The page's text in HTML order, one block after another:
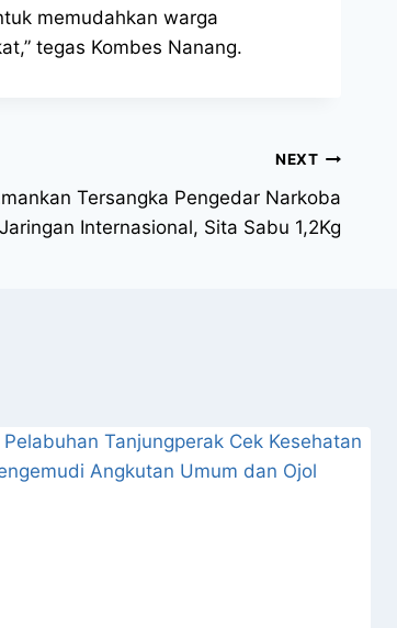
memudahkan warga
tegas Kombes Nanang.
NEXT
Tersangka Pengedar Narkoba
Internasional, Sita Sabu 1,2Kg